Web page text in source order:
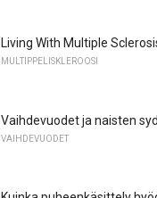
Living With Multiple
MULTIPPELISKLEROOSI
Vaihdevuodet ja naisten
VAIHDEVUODET